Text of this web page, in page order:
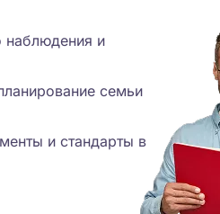
наблюдения и
семьи
и стандарты в